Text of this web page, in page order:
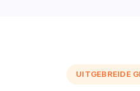
UITGEBREIDE